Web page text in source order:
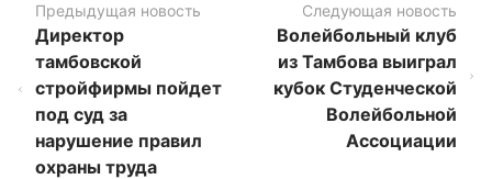
Предыдущая новость
Директор
тамбовской
стройфирмы пойдет
под суд за
нарушение правил
охраны труда
Следующая новость
Волейбольный клуб
из Тамбова выиграл
кубок Студенческой
Волейбольной
Ассоциации